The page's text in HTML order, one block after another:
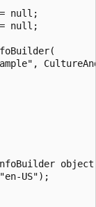
null;
null;
US");